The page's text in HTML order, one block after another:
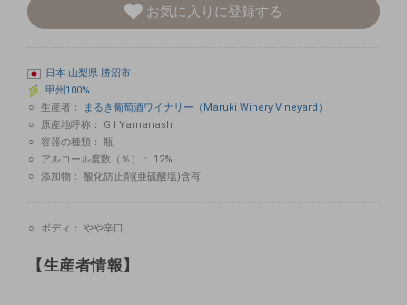
お気に入りに登録する
日本 山梨県 勝沼市
甲州100%
生産者：
まるき葡萄酒ワイナリー（Maruki Winery Vineyard）
原産地呼称：
G I Yamanashi
容器の種類：
瓶
アルコール度数（％）：
12%
添加物：
酸化防止剤(亜硫酸塩)含有
ボディ： やや辛口
【生産者情報】